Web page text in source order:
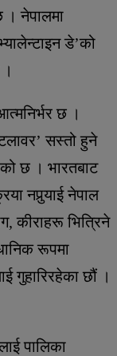
। नेपालमा
डे’को
छ ।
सस्तो हुने
छ । भारतबाट
नपुर्‍याई नेपाल
कीराहरू भित्रिने
रूपमा
गुहारिरहेका छौं ।
पालिका